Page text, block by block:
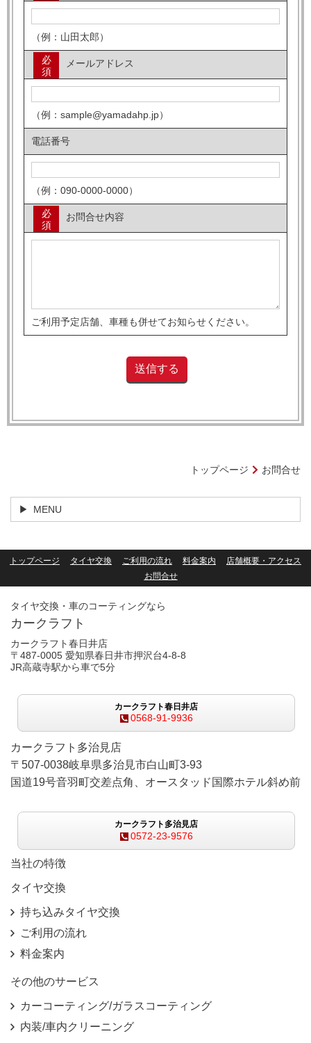
（例：山田太郎）
メールアドレス
必
須
（例：sample@yamadahp.jp）
電話番号
（例：090-0000-0000）
お問合せ内容
必
須
ご利用予定店舗、車種も併せてお知らせください。
トップページ お問合せ
MENU
トップページ タイヤ交換 ご利用の流れ 料金案内
店舗概要・アクセス
お問合せ
タイヤ交換・車のコーティングなら
カークラフト
カークラフト春日井店
〒487-0005 愛知県春日井市押沢台4-8-8
JR高蔵寺駅から車で5分
カークラフト春日井店
0568-91-9936
カークラフト多治見店
〒507-0038岐阜県多治見市白山町3-93
国道19号音羽町交差点角、オースタッド国際ホテル斜め前
カークラフト多治見店
0572-23-9576
当社の特徴
タイヤ交換
持ち込みタイヤ交換
ご利用の流れ
料金案内
その他のサービス
カーコーティング/ガラスコーティング
内装/車内クリーニング